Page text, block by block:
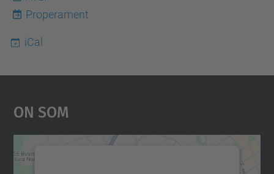
Properament
iCal
On Som